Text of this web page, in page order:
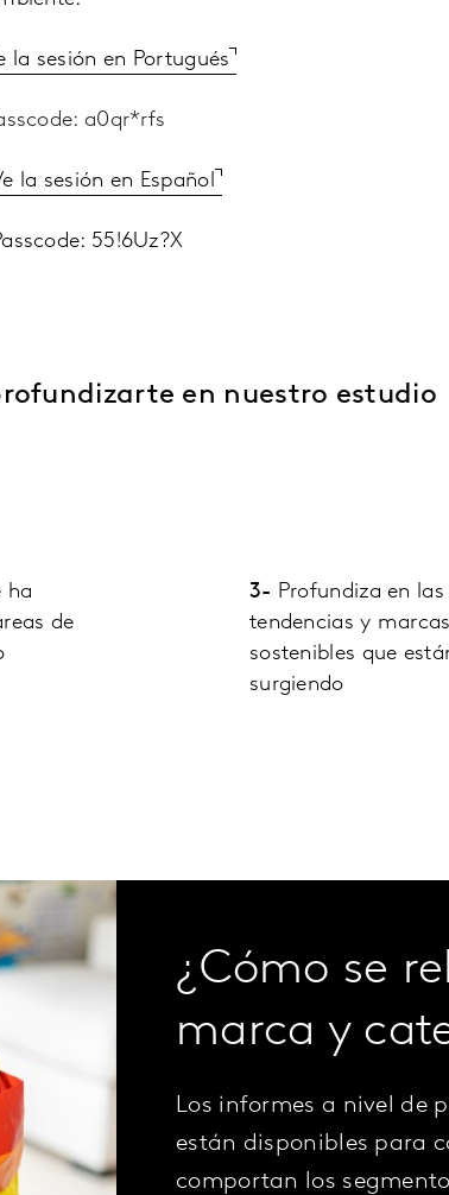
la sesión en Portugués
a0qr*rfs
la sesión en Español
55!6Uz?X
en nuestro estudio
ha
de
3- Profundiza en las
tendencias y marcas
sostenibles que
surgiendo
¿Cómo se
marca y
Los informes a nivel de
están disponibles para
comportan los